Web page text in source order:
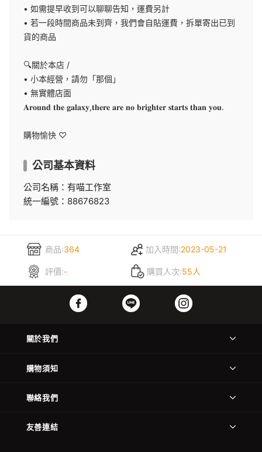
• 如需提早收到可以聊聊告知，運費另計
• 若一段時間商品未到齊，我們會自貼運費，拆單寄出已到
貨的商品
🔍關於本店 /
• 小本經營，請勿「那個」
• 無實體店面
𝐀𝐫𝐨𝐮𝐧𝐝 𝐭𝐡𝐞 𝐠𝐚𝐥𝐚𝐱𝐲,𝐭𝐡𝐞𝐫𝐞 𝐚𝐫𝐞 𝐧𝐨 𝐛𝐫𝐢𝐠𝐡𝐭𝐞𝐫 𝐬𝐭𝐚𝐫𝐭𝐬 𝐭𝐡𝐚𝐧 𝐲𝐨𝐮.
購物愉快 ♡
公司基本資料
公司名稱：有喵工作室
統一編號：88676823
商品:364 加入時間:2023-05-21
評價:- 購買人次:55人
關於我們
購物須知
聯絡我們
友善連結